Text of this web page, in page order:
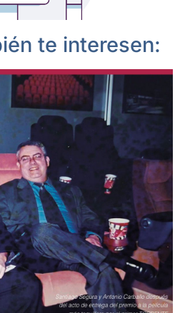
te interesen: